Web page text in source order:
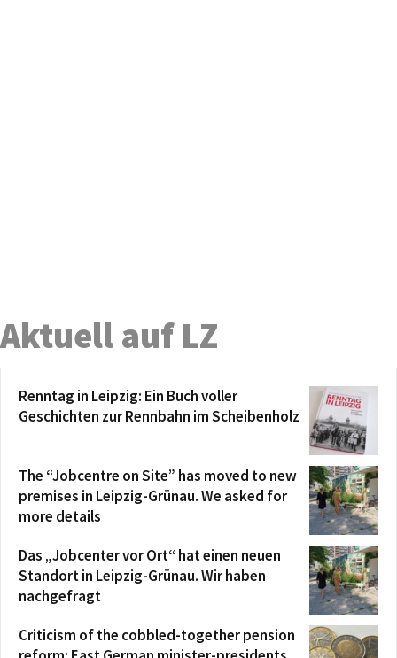
Aktuell auf LZ
Renntag in Leipzig: Ein Buch voller
Geschichten zur Rennbahn im Scheibenholz
The “Jobcentre on Site” has moved to new
premises in Leipzig-Grünau. We asked for
more details
Das „Jobcenter vor Ort“ hat einen neuen
Standort in Leipzig-Grünau. Wir haben
nachgefragt
Criticism of the cobbled-together pension